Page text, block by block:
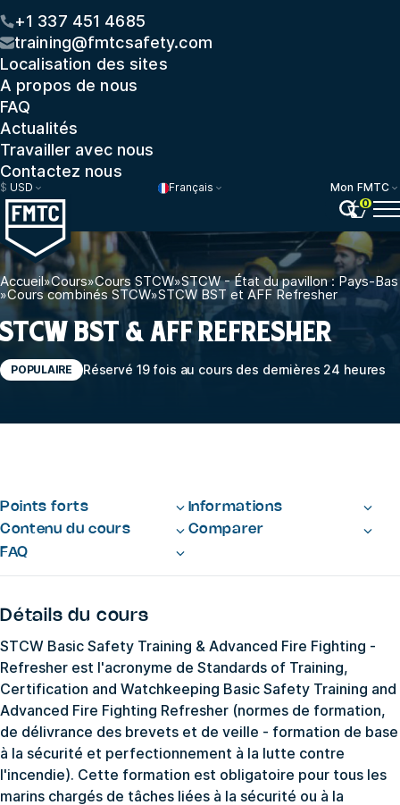
+1 337 451 4685
training@fmtcsafety.com
Localisation des sites
A propos de nous
FAQ
Actualités
Travailler avec nous
Contactez nous
$ USD Français
Mon FMTC
0
Accueil»Cours»Cours STCW»STCW - État du pavillon : Pays-Bas
»Cours combinés STCW»STCW BST et AFF Refresher
STCW BST & AFF REFRESHER
POPULAIRE Réservé 19 fois au cours des dernières 24 heures
Points forts
Informations
Contenu du cours
Comparer
FAQ
Détails du cours
STCW Basic Safety Training & Advanced Fire Fighting -
Refresher est l'acronyme de Standards of Training,
Certification and Watchkeeping Basic Safety Training and
Advanced Fire Fighting Refresher (normes de formation,
de délivrance des brevets et de veille - formation de base
à la sécurité et perfectionnement à la lutte contre
l'incendie). Cette formation est obligatoire pour tous les
marins chargés de tâches liées à la sécurité ou à la